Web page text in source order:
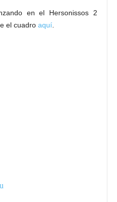
en el Hersonissos 2
el cuadro aquí.